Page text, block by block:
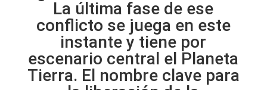
La última fase de ese
conflicto se juega en este
instante y tiene por
escenario central el Planeta
Tierra. El nombre clave para